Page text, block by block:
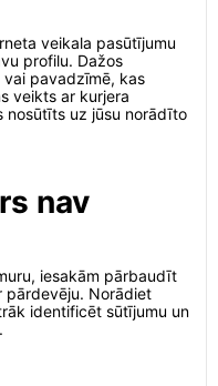
veikala pasūtījumu
profilu. Dažos
pavadzīmē, kas
veikts ar kurjera
nosūtīts uz jūsu norādīto
nav
iesakām pārbaudīt
pārdevēju. Norādiet
identificēt sūtījumu un